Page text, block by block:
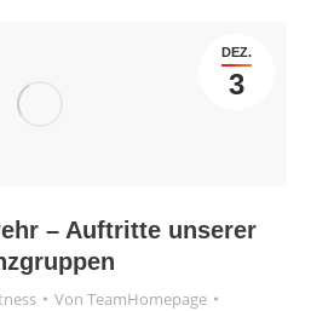
– Auftritte unserer
Von TeamHomepage
DEZ.
3